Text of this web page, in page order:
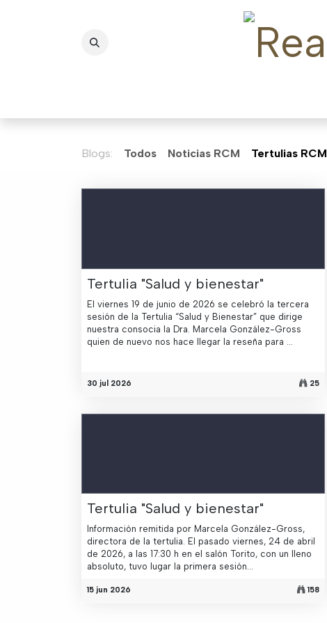
Blogs: Todos Noticias RCM Tertulias RCM
Tertulia "Salud y bienestar"
El viernes 19 de junio de 2026 se celebró la tercera
sesión de la Tertulia “Salud y Bienestar” que dirige
nuestra consocia la Dra. Marcela González-Gross
quien de nuevo nos hace llegar la reseña para ...
30 jul 2026 25
Tertulia "Salud y bienestar"
Información remitida por Marcela González-Gross,
directora de la tertulia. El pasado viernes, 24 de abril
de 2026, a las 17:30 h en el salón Torito, con un lleno
absoluto, tuvo lugar la primera sesión...
15 jun 2026 158